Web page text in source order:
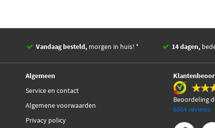
Vandaag besteld, morgen in huis! * 14 dagen,
Algemeen
Service en contact
Algemene voorwaarden
Privacy policy
Beoordeling
6664 reviews